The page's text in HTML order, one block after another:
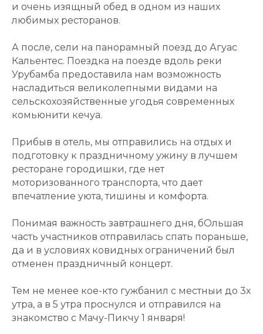
и очень изящный обед в одном из наших
любимых ресторанов.
А после, сели на панорамный поезд до Агуас
Кальентес. Поездка на поезде вдоль реки
Урубамба предоставила нам возможность
насладиться великолепными видами на
сельскохозяйственные угодья современных
комьюнити кечуа.
Прибыв в отель, мы отправились на отдых и
подготовку к праздничному ужину в лучшем
ресторане городишки, где нет
моторизованного транспорта, что дает
впечатление уюта, тишины и комфорта.
Понимая важность завтрашнего дня, бОльшая
часть участников отправилась спать пораньше,
да и в условиях ковидных ограничений был
отменен праздничный концерт.
Тем не менее кое-кто гужбанил с местныи до 3х
утра, а в 5 утра проснулся и отправился на
знакомство с Мачу-Пикчу 1 января!